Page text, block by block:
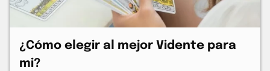
¿Cómo elegir al mejor Vidente para
mi?